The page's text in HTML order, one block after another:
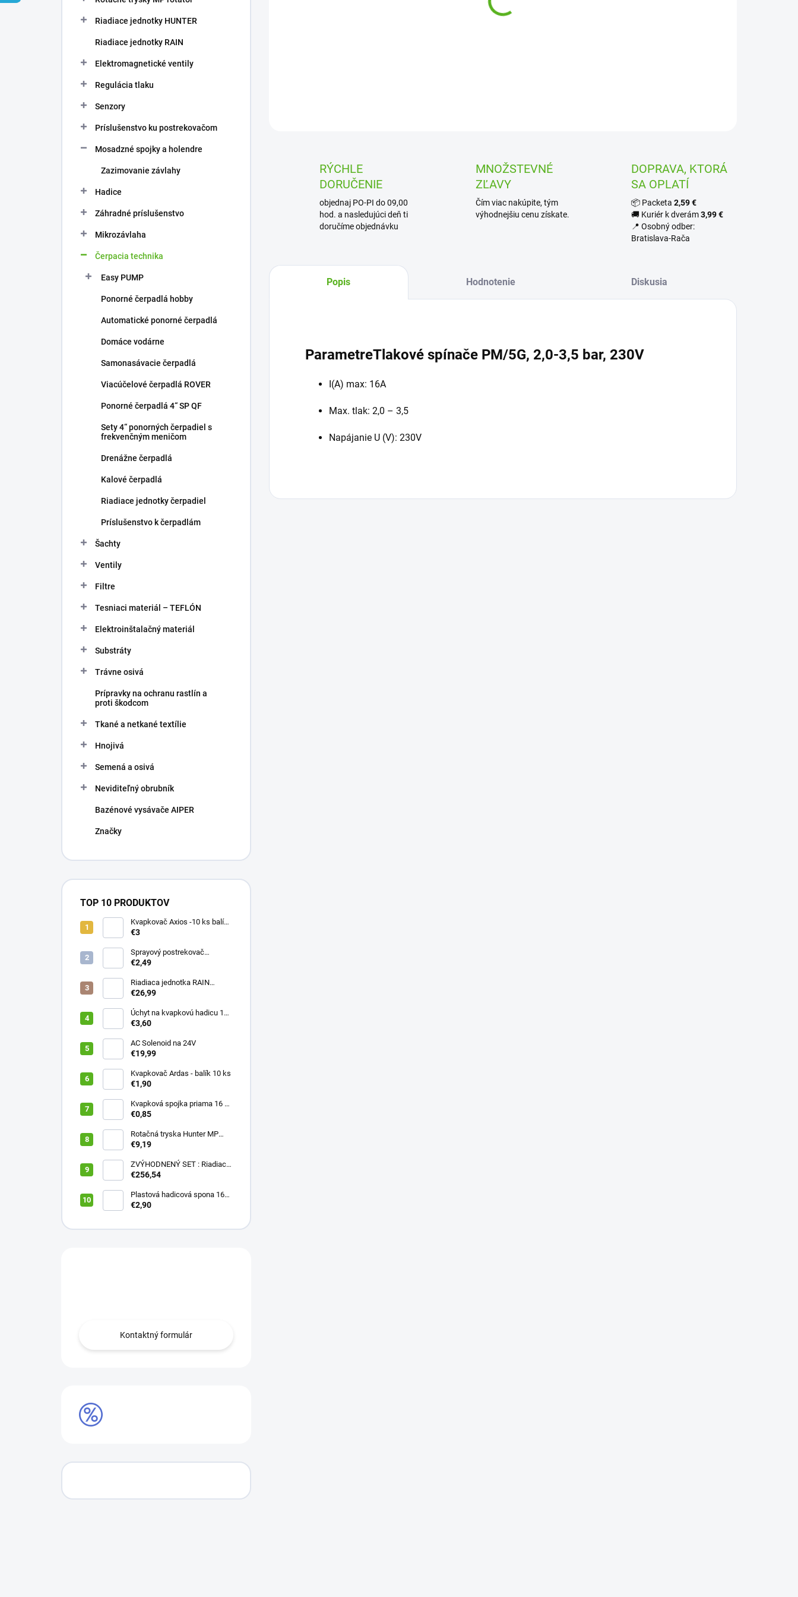
Riadiace jednotky HUNTER
Riadiace jednotky RAIN
Elektromagnetické ventily
Regulácia tlaku
Senzory
Príslušenstvo ku postrekovačom
Mosadzné spojky a holendre
Zazimovanie závlahy
Hadice
Záhradné príslušenstvo
Mikrozávlaha
Čerpacia technika
Easy PUMP
Ponorné čerpadlá hobby
Automatické ponorné čerpadlá
Domáce vodárne
Samonasávacie čerpadlá
Viacúčelové čerpadlá ROVER
Ponorné čerpadlá 4“ SP QF
Sety 4“ ponorných čerpadiel s
frekvenčným meničom
Drenážne čerpadlá
Kalové čerpadlá
Riadiace jednotky čerpadiel
Príslušenstvo k čerpadlám
Šachty
Ventily
Filtre
Tesniaci materiál – TEFLÓN
Elektroinštalačný materiál
Substráty
Trávne osivá
Prípravky na ochranu rastlín a
proti škodcom
Tkané a netkané textílie
Hnojivá
Semená a osivá
Neviditeľný obrubník
Bazénové vysávače AIPER
Značky
TOP 10 PRODUKTOV
Kvapkovač Axios -10 ks balík,
prietok 4 l/h, regulácia tlaku
€3
Sprayový postrekovač
HUNTER Pro Spray 04
€2,49
Riadiaca jednotka RAIN
PRESSURE ZERO
€26,99
Úchyt na kvapkovú hadicu 16-
20 mm ČIERNY (balík 20 ks)
€3,60
AC Solenoid na 24V
€19,99
Kvapkovač Ardas - balík 10 ks
€1,90
Kvapková spojka priama 16 x
16 (balík 10 ks)
€0,85
Rotačná tryska Hunter MP
2000 90
€9,19
ZVÝHODNENÝ SET : Riadiaca
jednotka X2 401E + WAND
€256,54
Plastová hadicová spona 16
mm (balík 10 ks)
€2,90
Kontaktný formulár
RÝCHLE
DORUČENIE
objednaj PO-PI do 09,00
hod. a nasledujúci deň ti
doručíme objednávku
MNOŽSTEVNÉ
ZĽAVY
Čím viac nakúpite, tým
výhodnejšiu cenu získate.
DOPRAVA, KTORÁ
SA OPLATÍ
📦 Packeta2,59 €
🚚 Kuriér k dverám3,99 €
📍 Osobný odber:
Bratislava-Rača
Popis Hodnotenie Diskusia
ParametreTlakové spínače PM/5G, 2,0-3,5 bar, 230V
I(A) max: 16A
Max. tlak: 2,0 – 3,5
Napájanie U (V): 230V